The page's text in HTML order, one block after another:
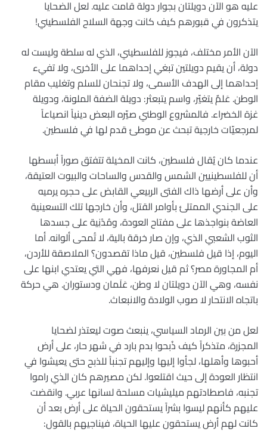
عليه هو الآن دويلتان بجوار دولة قامت عليه. لعل الضحايا
يتذكرون في قبورهم كيف كانت وجهة السلاح الفلسطيني!
الآن الأمر مختلف، فيجوز للفلسطيني، الذي له سلطة وليست له
دولة، أن يقيم دويلتين تبغي إحداهما على الأخرى، ولا تفيء
إحداهما إلى الهدف الأسمى، ولا تجنحان للسلم وتغليب مقام
الوطن. عَلمٌ يتغيّر، واسم يتبعثر: دويلة الضفة الملونة، ودويلة
غزة الخضراء. فالمشروع الوطني صيّره البعض دينياً انصياعاً
لمرجعيّات خارجية تبحث عن موطئ قدم لها في فلسطين.
عندما كان يُقال فلسطين، كانت المخيلة تتفتق صوراً أبسطها
أن للفلسطينيين الشمس والقدس والساحات والبيوت العتيقة،
وأن على أرضها ذاك الفتى الربيعي القابض على حجره يرميه
على الجندي الممتلئ بأوامر القتل، وأن خارجها تلك التسعينية
العاضة بنواجذها على مفتاح العودة، ومُدْنِية على جسدها
الثوب الشعبي الذي، وإن صار خرقة بالية، لا تُمحى ألوانه. أما
اليوم، إذا قيل فلسطين، قيل ماذا تقصدون؟ الملاصقة للأردن،
أم المجاورة مصر؟ ثم قيل نعرفها، فهي التي يعتدي ابنها على
نفسه، وهي الآن دويلتان لا وطن، عَلَمان ودستوران. هي حركة
باتجاه الانتحار لا صوب الولادة والانبعاث.
لعل من بين الرماد السياسي، ينبعث صوت ليعتذر لضحايا
المجزرة، متذكراً كيف ذُبحوا بدم بارد في شهر حار، على أرض
أحبوها وأهلها، لجأوا إليها وإليهم تجنباً للذبح حتى يعيشوا في
انتظار العودة إلى حيث اقتلعوا. لكن مصيرهم كان الذي راموا
تجنبه، فاصطادتهم ميليشيات مسلحة لسانها عربي. وانقضت
عليهم كأنهم ليسوا بشراً يستحقون الحياة على أرض بعد أن
كانت لهم أرض يستحقون عليها الحياة، فيناجيهم بالقول: